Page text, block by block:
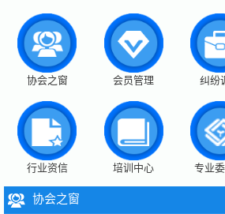
协会之窗 会员管理 纠纷
行业资信 培训中心 专业
协会之窗